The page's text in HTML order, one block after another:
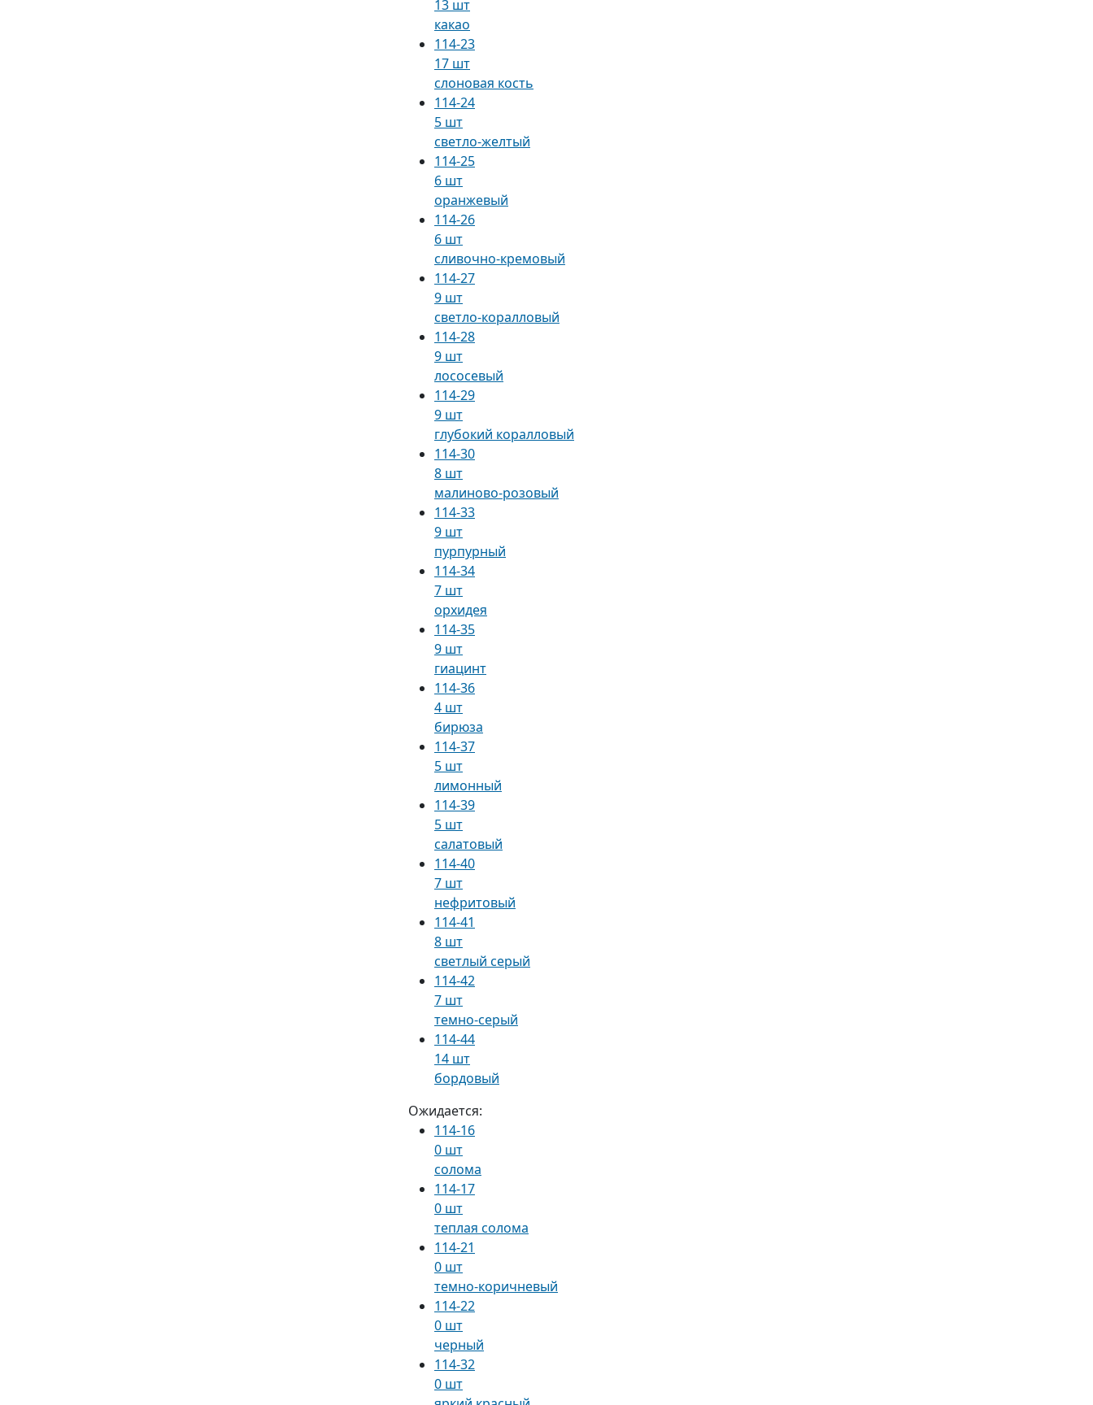
13 шт
какао
114-23
17 шт
слоновая кость
114-24
5 шт
светло-желтый
114-25
6 шт
оранжевый
114-26
6 шт
сливочно-кремовый
114-27
9 шт
светло-коралловый
114-28
9 шт
лососевый
114-29
9 шт
глубокий коралловый
114-30
8 шт
малиново-розовый
114-33
9 шт
пурпурный
114-34
7 шт
орхидея
114-35
9 шт
гиацинт
114-36
4 шт
бирюза
114-37
5 шт
лимонный
114-39
5 шт
салатовый
114-40
7 шт
нефритовый
114-41
8 шт
светлый серый
114-42
7 шт
темно-серый
114-44
14 шт
бордовый
Ожидается:
114-16
0 шт
солома
114-17
0 шт
теплая солома
114-21
0 шт
темно-коричневый
114-22
0 шт
черный
114-32
0 шт